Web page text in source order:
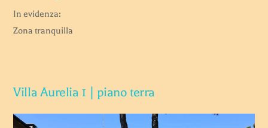
In evidenza:
Zona tranquilla
Villa Aurelia 1 | piano terra